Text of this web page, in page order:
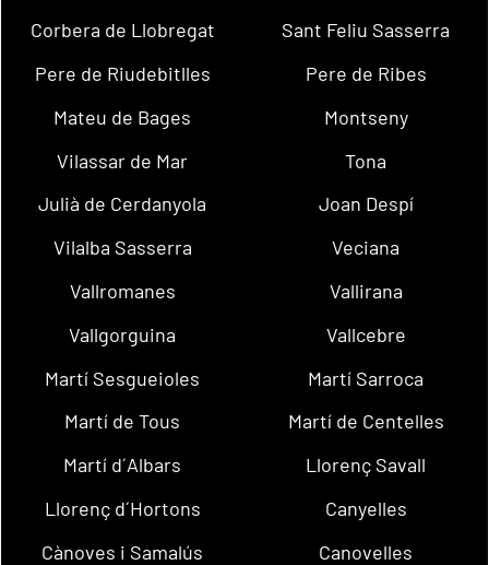
Corbera de Llobregat
Sant Feliu Sasserra
Pere de Riudebitlles
Pere de Ribes
Mateu de Bages
Montseny
Vilassar de Mar
Tona
Julià de Cerdanyola
Joan Despí
Vilalba Sasserra
Veciana
Vallromanes
Vallirana
Vallgorguina
Vallcebre
Martí Sesgueioles
Martí Sarroca
Martí de Tous
Martí de Centelles
Martí d´Albars
Llorenç Savall
Llorenç d´Hortons
Canyelles
Cànoves i Samalús
Canovelles